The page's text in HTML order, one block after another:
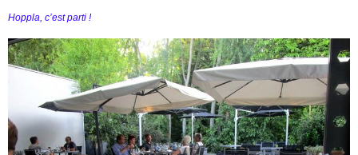
Hoppla, c’est parti !